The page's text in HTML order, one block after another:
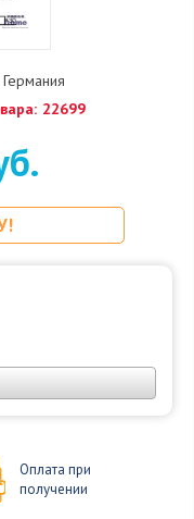
Германия
22699
Оплата при
получении